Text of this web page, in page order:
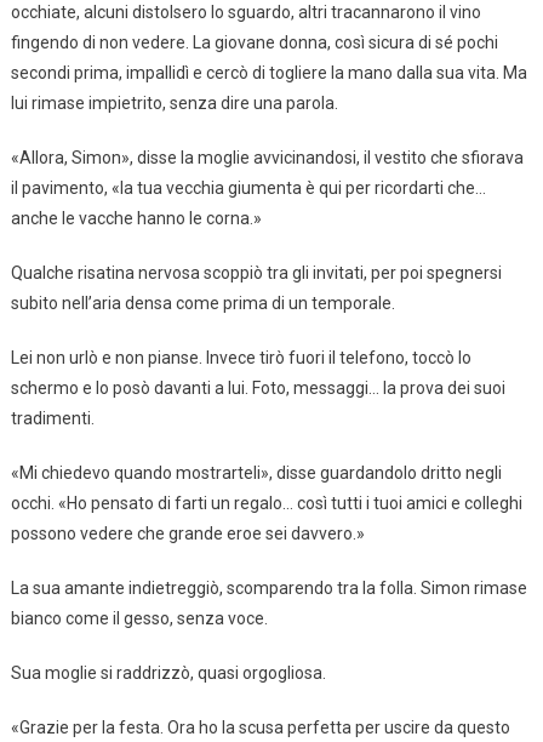
occhiate, alcuni distolsero lo sguardo, altri tracannarono il vino
fingendo di non vedere. La giovane donna, così sicura di sé pochi
secondi prima, impallidì e cercò di togliere la mano dalla sua vita. Ma
lui rimase impietrito, senza dire una parola.
«Allora, Simon», disse la moglie avvicinandosi, il vestito che sfiorava
il pavimento, «la tua vecchia giumenta è qui per ricordarti che…
anche le vacche hanno le corna.»
Qualche risatina nervosa scoppiò tra gli invitati, per poi spegnersi
subito nell’aria densa come prima di un temporale.
Lei non urlò e non pianse. Invece tirò fuori il telefono, toccò lo
schermo e lo posò davanti a lui. Foto, messaggi… la prova dei suoi
tradimenti.
«Mi chiedevo quando mostrarteli», disse guardandolo dritto negli
occhi. «Ho pensato di farti un regalo… così tutti i tuoi amici e colleghi
possono vedere che grande eroe sei davvero.»
La sua amante indietreggiò, scomparendo tra la folla. Simon rimase
bianco come il gesso, senza voce.
Sua moglie si raddrizzò, quasi orgogliosa.
«Grazie per la festa. Ora ho la scusa perfetta per uscire da questo